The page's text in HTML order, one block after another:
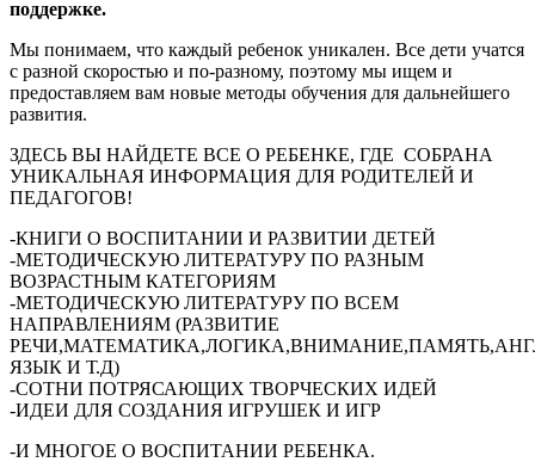
поддержке.
Мы понимаем, что каждый ребенок уникален. Все дети учатся
с разной скоростью и по-разному, поэтому мы ищем и
предоставляем вам новые методы обучения для дальнейшего
развития.
ЗДЕСЬ ВЫ НАЙДЕТЕ ВСЕ О РЕБЕНКЕ, ГДЕ СОБРАНА
УНИКАЛЬНАЯ ИНФОРМАЦИЯ ДЛЯ РОДИТЕЛЕЙ И
ПЕДАГОГОВ!
-КНИГИ О ВОСПИТАНИИ И РАЗВИТИИ ДЕТЕЙ
-МЕТОДИЧЕСКУЮ ЛИТЕРАТУРУ ПО РАЗНЫМ
ВОЗРАСТНЫМ КАТЕГОРИЯМ
-МЕТОДИЧЕСКУЮ ЛИТЕРАТУРУ ПО ВСЕМ
НАПРАВЛЕНИЯМ (РАЗВИТИЕ
ЯЗЫК И Т.Д)
-СОТНИ ПОТРЯСАЮЩИХ ТВОРЧЕСКИХ ИДЕЙ
-ИДЕИ ДЛЯ СОЗДАНИЯ ИГРУШЕК И ИГР
-И МНОГОЕ О ВОСПИТАНИИ РЕБЕНКА.